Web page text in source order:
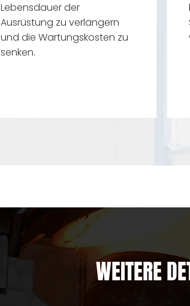
Lebensdauer der
Ausrüstung zu verlängern
und die Wartungskosten zu
senken.
WEITERE